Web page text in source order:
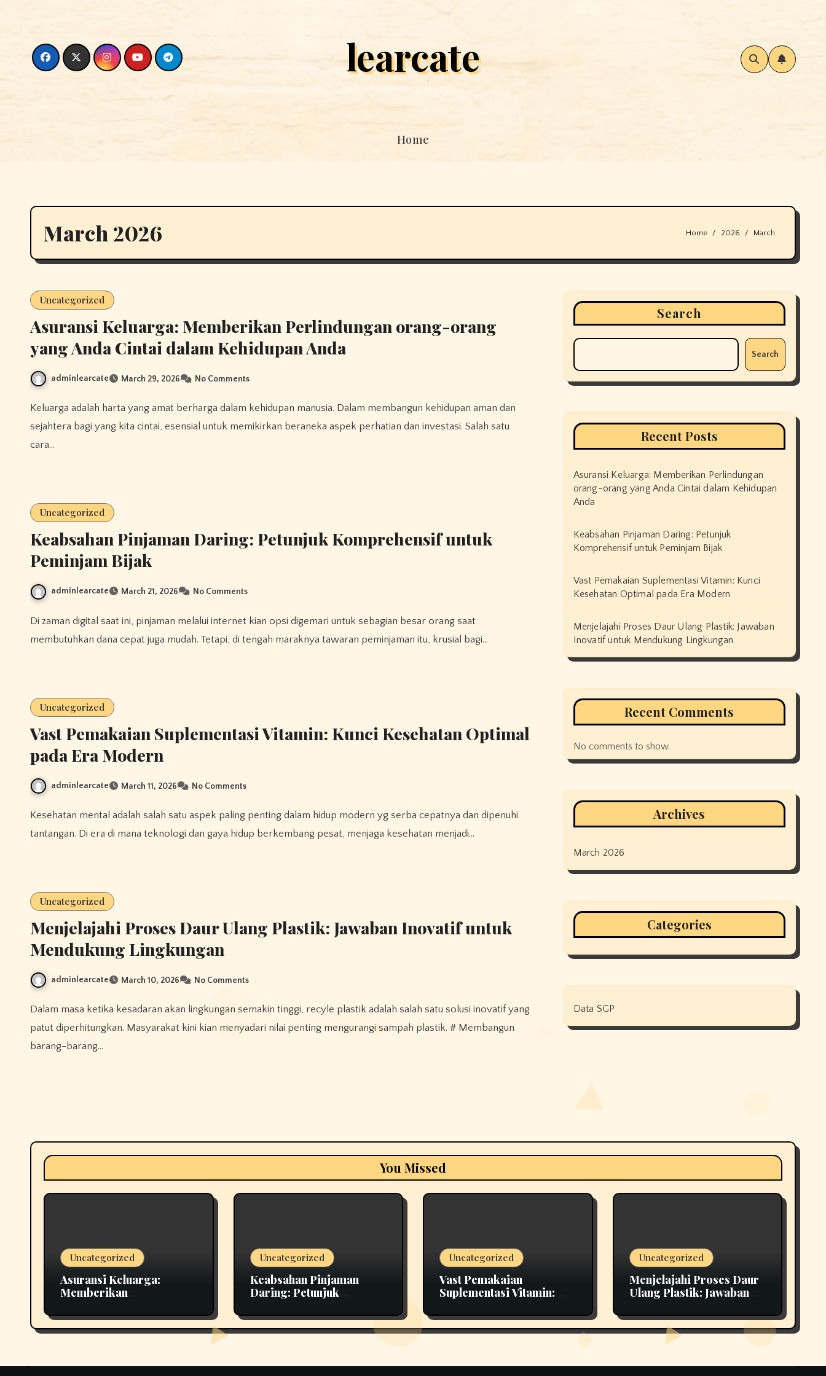
learcate
Home
March 2026 Home 2026 March
Uncategorized
Asuransi Keluarga: Memberikan Perlindungan orang-orang
yang Anda Cintai dalam Kehidupan Anda
adminlearcate March 29, 2026 No Comments
Keluarga adalah harta yang amat berharga dalam kehidupan manusia. Dalam membangun kehidupan aman dan
sejahtera bagi yang kita cintai, esensial untuk memikirkan beraneka aspek perhatian dan investasi. Salah satu
cara…
Uncategorized
Keabsahan Pinjaman Daring: Petunjuk Komprehensif untuk
Peminjam Bijak
adminlearcate March 21, 2026 No Comments
Di zaman digital saat ini, pinjaman melalui internet kian opsi digemari untuk sebagian besar orang saat
membutuhkan dana cepat juga mudah. Tetapi, di tengah maraknya tawaran peminjaman itu, krusial bagi…
Uncategorized
Vast Pemakaian Suplementasi Vitamin: Kunci Kesehatan Optimal
pada Era Modern
adminlearcate March 11, 2026 No Comments
Kesehatan mental adalah salah satu aspek paling penting dalam hidup modern yg serba cepatnya dan dipenuhi
tantangan. Di era di mana teknologi dan gaya hidup berkembang pesat, menjaga kesehatan menjadi…
Uncategorized
Menjelajahi Proses Daur Ulang Plastik: Jawaban Inovatif untuk
Mendukung Lingkungan
adminlearcate March 10, 2026 No Comments
Dalam masa ketika kesadaran akan lingkungan semakin tinggi, recyle plastik adalah salah satu solusi inovatif yang
patut diperhitungkan. Masyarakat kini kian menyadari nilai penting mengurangi sampah plastik. # Membangun
barang-barang…
Search
Search
Recent Posts
Asuransi Keluarga: Memberikan Perlindungan
orang-orang yang Anda Cintai dalam Kehidupan
Anda
Keabsahan Pinjaman Daring: Petunjuk
Komprehensif untuk Peminjam Bijak
Vast Pemakaian Suplementasi Vitamin: Kunci
Kesehatan Optimal pada Era Modern
Menjelajahi Proses Daur Ulang Plastik: Jawaban
Inovatif untuk Mendukung Lingkungan
Recent Comments
No comments to show.
Archives
March 2026
Categories
Data SGP
You Missed
Uncategorized
Asuransi Keluarga:
Memberikan
orang yang Anda Cintai
dalam Kehidupan Anda
Uncategorized
Keabsahan Pinjaman
Daring: Petunjuk
Peminjam Bijak
Uncategorized
Vast Pemakaian
Suplementasi Vitamin:
pada Era Modern
Uncategorized
Menjelajahi Proses Daur
Ulang Plastik: Jawaban
Lingkungan